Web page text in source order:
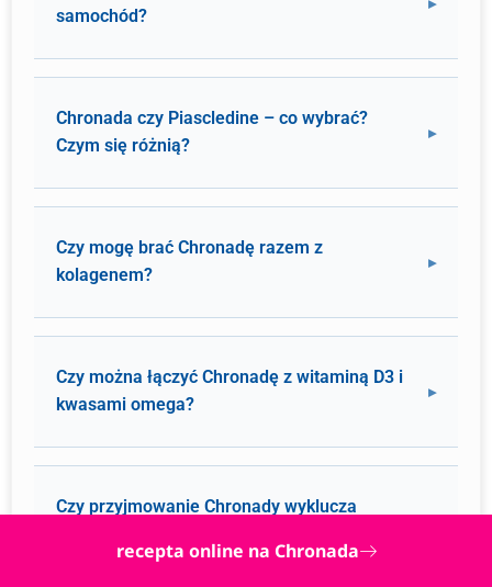
samochód?
Chronada czy Piascledine – co wybrać?
Czym się różnią?
Czy mogę brać Chronadę razem z
kolagenem?
Czy można łączyć Chronadę z witaminą D3 i
kwasami omega?
Czy przyjmowanie Chronady wyklucza
recepta online na Chronada